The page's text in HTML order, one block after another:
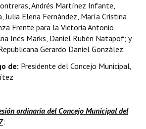
Andrés Martínez Infante,
Julia Elena Fernández, María Cristina
Frente para la Victoria Antonio
Inés Marks, Daniel Rubén Natapof; y
Gerardo Daniel González.
de: Presidente del Concejo Municipal,
ordinaria del Concejo Municipal del
: